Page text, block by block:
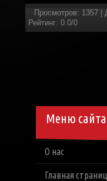
Просмотров: 1357|
Рейтинг: 0.0/0
Меню сайта
О нас
Главная